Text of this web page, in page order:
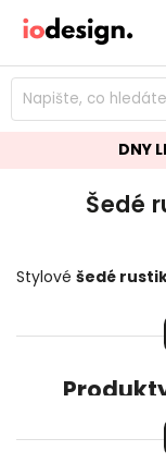
DNY
Šedé
Stylové šedé
Můžete se ale